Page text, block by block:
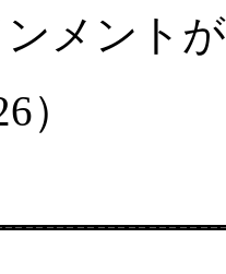
メント
）